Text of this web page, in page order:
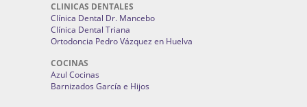
CLINICAS DENTALES
Clínica Dental Dr. Mancebo
Clínica Dental Triana
Ortodoncia Pedro Vázquez en Huelva
COCINAS
Azul Cocinas
Barnizados García e Hijos